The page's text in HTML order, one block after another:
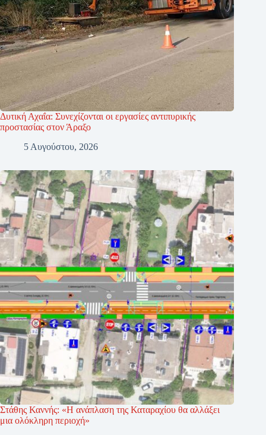
Δυτική Αχαΐα: Συνεχίζονται οι εργασίες αντιπυρικής
προστασίας στον Άραξο
5 Αυγούστου, 2026
Στάθης Καννής: «Η ανάπλαση της Καταραχίου θα αλλάξει
μια ολόκληρη περιοχή»